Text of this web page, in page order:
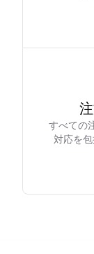
すべての
対応を